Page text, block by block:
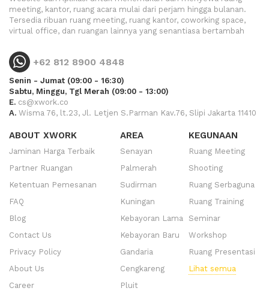
meeting, kantor, ruang acara mulai dari perjam hingga bulanan.
Tersedia ribuan ruang meeting, ruang kantor, coworking space,
virtual office, dan ruangan lainnya yang senantiasa bertambah
+62 812 8900 4848
Senin - Jumat (09:00 - 16:30)
Sabtu, Minggu, Tgl Merah (09:00 - 13:00)
E. cs@xwork.co
A. Wisma 76, lt.23, Jl. Letjen S.Parman Kav.76, Slipi Jakarta 11410
ABOUT XWORK
Jaminan Harga Terbaik
Partner Ruangan
Ketentuan Pemesanan
FAQ
Blog
Contact Us
Privacy Policy
About Us
Career
AREA
Senayan
Palmerah
Sudirman
Kuningan
Kebayoran Lama
Kebayoran Baru
Gandaria
Cengkareng
Pluit
KEGUNAAN
Ruang Meeting
Shooting
Ruang Serbaguna
Ruang Training
Seminar
Workshop
Ruang Presentasi
Lihat semua